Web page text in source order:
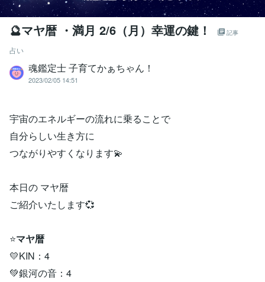
🔮マヤ暦 ・満月 2/6（月）幸運の鍵！ 記事
占い
魂鑑定士 子育てかぁちゃん！
2023/02/05 14:51
宇宙のエネルギーの流れに乗ることで
自分らしい生き方に
つながりやすくなります💫
本日の マヤ暦
ご紹介いたします💞
⭐マヤ暦
💛KIN：4
💚銀河の音：4